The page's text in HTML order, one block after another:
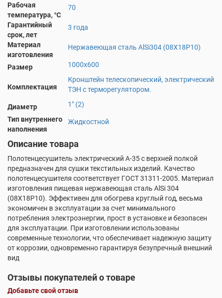
Рабочая
температура, °С
70
Гарантийный
срок, лет
3 года
Материал
изготовления
Нержавеющая сталь AlSi304 (08Х18Р10)
Размер 1000х600
Комплектация
Кронштейн телескопический, электрический
ТЭН с терморегулятором.
Диаметр
1" (2)
Тип внутреннего
наполнения
Жидкостной
Описание товара
Полотенцесушитель электрический А-35 с верхней полкой
предназначен для сушки текстильных изделий. Качество
полотенцесушителя соответствует ГОСТ 31311-2005. Материал
изготовления пищевая нержавеющая сталь AlSi 304
(08X18P10). Эффективен для обогрева круглый год, весьма
экономичен в эксплуатации за счет минимального
потребления электроэнергии, прост в установке и безопасен
для эксплуатации. При изготовлении использованы
современные технологии, что обеспечивает надежную защиту
от коррозии, одновременно гарантируя безупречный внешний
вид
Отзывы покупателей о товаре
Добавьте свой отзыв